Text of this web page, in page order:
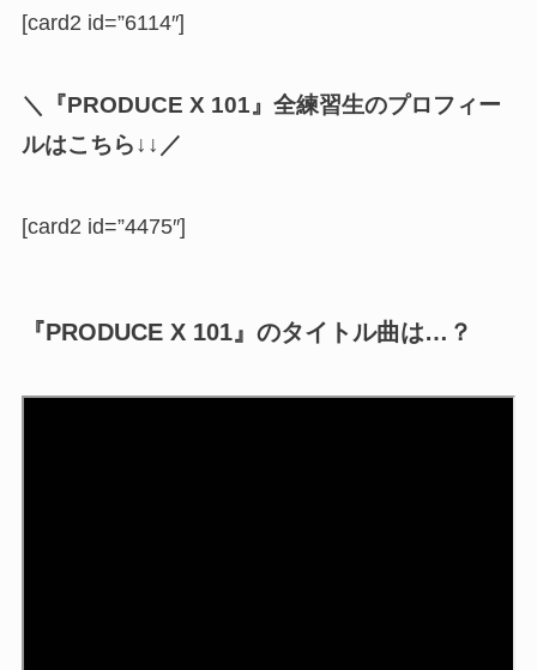
[card2 id=”6114″]
＼
『PRODUCE X 101』全練習生のプロフィー
ルはこちら↓↓ ／
[card2 id=”4475″]
『PRODUCE X 101』のタイトル曲は…？